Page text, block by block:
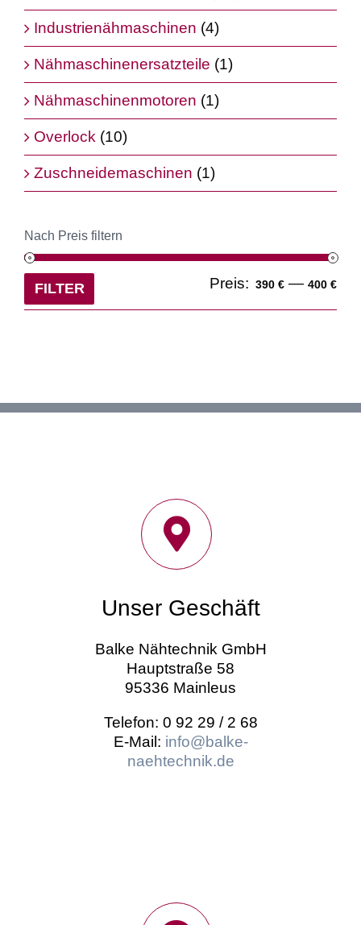
Industrienähmaschinen (4)
Nähmaschinenersatzteile (1)
Nähmaschinenmotoren (1)
Overlock (10)
Zuschneidemaschinen (1)
Nach Preis filtern
FILTER Preis: 390 € — 400 €
Unser Geschäft
Balke Nähtechnik GmbH
Hauptstraße 58
95336 Mainleus
Telefon: 0 92 29 / 2 68
E-Mail: info@balke-
naehtechnik.de